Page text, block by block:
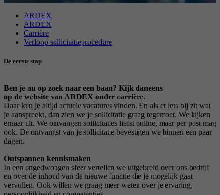
ARDEX
ARDEX
Carrière
Verloop sollicitatieprocedure
De eerste stap
Ben je nu op zoek naar een baan? Kijk daneens
op de website van ARDEX onder carrière.
Daar kun je altijd actuele vacatures vinden. En als er iets bij zit wat
je aanspreekt, dan zien we je sollicitatie graag tegemoet. We kijken
ernaar uit. We ontvangen sollicitaties liefst online, maar per post mag
ook. De ontvangst van je sollicitatie bevestigen we binnen een paar
dagen.
Ontspannen kennismaken
In een ongedwongen sfeer vertellen we uitgebreid over ons bedrijf
en over de inhoud van de nieuwe functie die je mogelijk gaat
vervullen. Ook willen we graag meer weten over je ervaring,
Doel
Looptijd 30 minuten
Doel
Dient als licentie om een lettertype van
myfonts.net te gebruiken.
Naam _GRECAPTCHA
Aanbieder Google reCAPTCHA
Naam
Aanbieder Google
Looptijd
Doel
Google-cookie voor geavanceerde controle van
scripts en gebeurtenissen.